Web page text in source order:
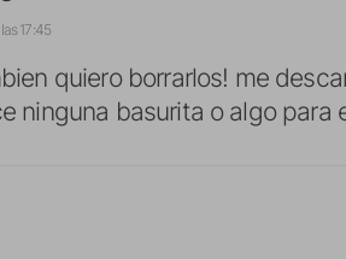
17:45
quiero borrarlos! me
ninguna basurita o algo para